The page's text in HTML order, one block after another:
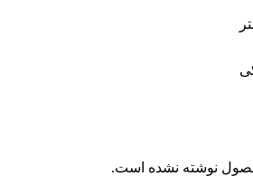
نوشته نشده است.